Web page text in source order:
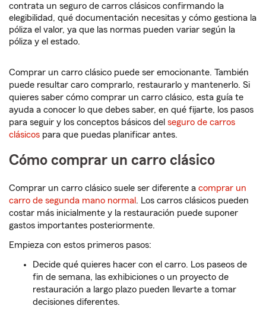
contrata un seguro de carros clásicos confirmando la
elegibilidad, qué documentación necesitas y cómo gestiona la
póliza el valor, ya que las normas pueden variar según la
póliza y el estado.
Comprar un carro clásico puede ser emocionante. También
puede resultar caro comprarlo, restaurarlo y mantenerlo. Si
quieres saber cómo comprar un carro clásico, esta guía te
ayuda a conocer lo que debes saber, en qué fijarte, los pasos
para seguir y los conceptos básicos del seguro de carros
clásicos para que puedas planificar antes.
Cómo comprar un carro clásico
Comprar un carro clásico suele ser diferente a comprar un
carro de segunda mano normal . Los carros clásicos pueden
costar más inicialmente y la restauración puede suponer
gastos importantes posteriormente.
Empieza con estos primeros pasos:
Decide qué quieres hacer con el carro. Los paseos de
fin de semana, las exhibiciones o un proyecto de
restauración a largo plazo pueden llevarte a tomar
decisiones diferentes.